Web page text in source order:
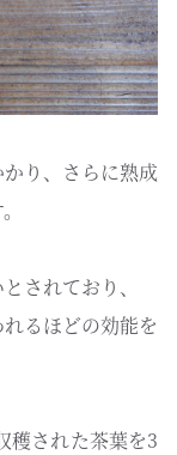
り、さらに熟成
されており、
るほどの効能を
穫された茶葉を3